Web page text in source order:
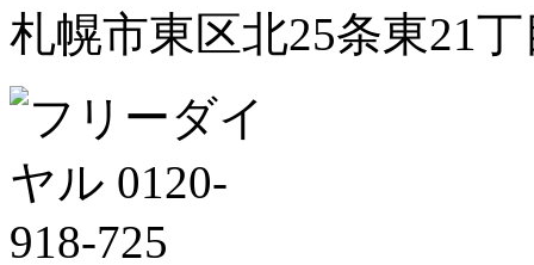
札幌市東区北25条東21丁